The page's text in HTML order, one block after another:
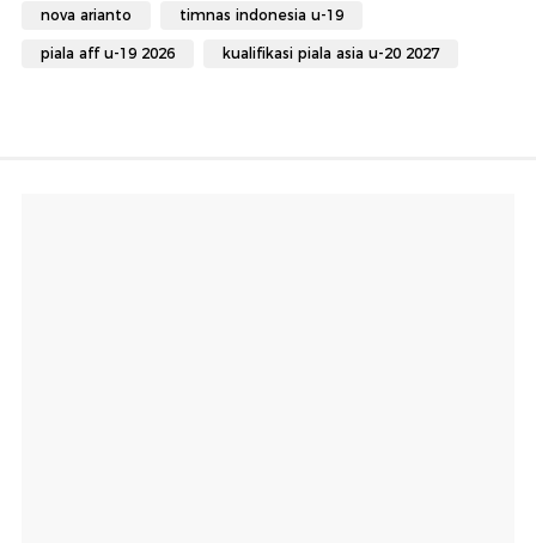
nova arianto timnas indonesia u-19
piala aff u-19 2026 kualifikasi piala asia u-20 2027